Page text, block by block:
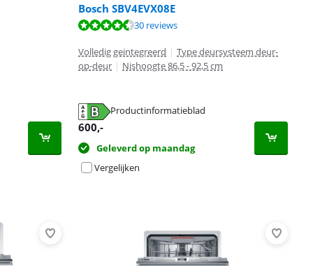
Bosch SBV4EVX08E
30 reviews
Volledig geintegreerd | Type deursysteem deur-
op-deur | Nishoogte 86,5 - 92,5 cm
Productinformatieblad
600,-
Geleverd op maandag
Vergelijken